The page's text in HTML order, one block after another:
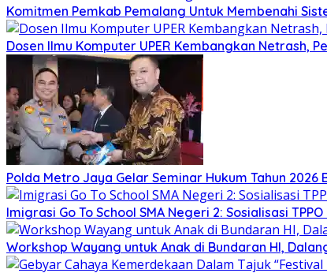
Komitmen Pemkab Pemalang Untuk Membenahi
Dosen Ilmu Komputer UPER Kembangkan Netrash,
Polda Metro Jaya Gelar Seminar Hukum Tahun
Imigrasi Go To School SMA Negeri 2: Sosialisasi
Workshop Wayang untuk Anak di Bundaran HI,